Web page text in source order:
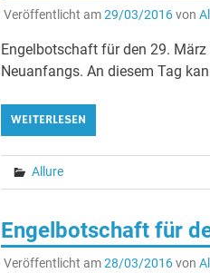
Veröffentlicht am29/03/2016von
Engelbotschaft für den 29. März
Neuanfangs. An diesem Tag
WEITERLESEN
Allure
Engelbotschaft für
Veröffentlicht am28/03/2016von